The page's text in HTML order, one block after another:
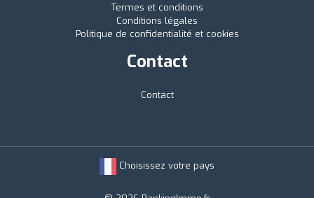
Termes et conditions
Conditions légales
Politique de confidentialité et cookies
Contact
Contact
Choisissez votre pays